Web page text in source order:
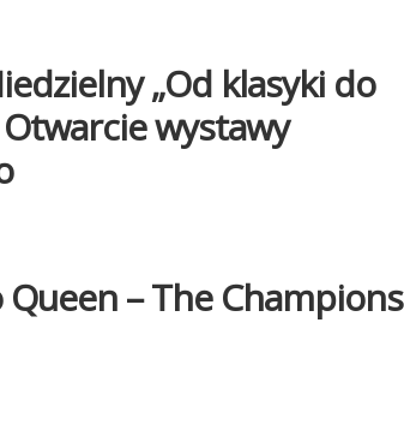
„Od klasyki do
wystawy
– The Champions